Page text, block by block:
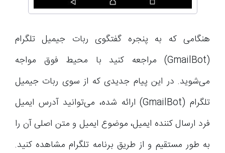
هنگامی که به پنجره گفتگوی ربات جیمیل تلگرام
(GmailBot) مراجعه کنید با محیط فوق مواجه
می‌شوید. در این پیام جدیدی که از سوی ربات جیمیل
تلگرام (GmailBot) ارائه شده، می‌توانید آدرس ایمیل
فرد ارسال کننده ایمیل، موضوع ایمیل و متن اصلی آن را
به طور مستقیم و از طریق برنامه تلگرام مشاهده کنید.